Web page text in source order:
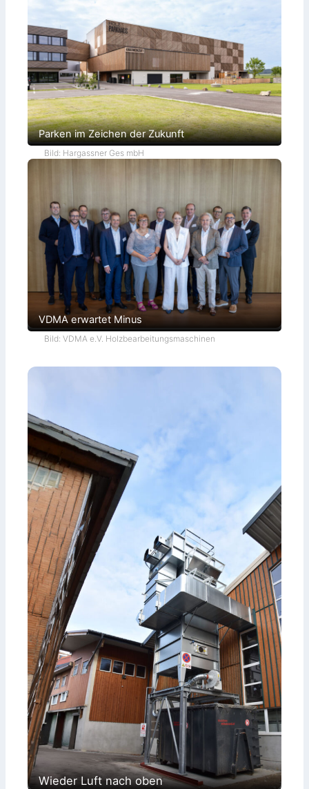
n
r
Parken im Zeichen der Zukunft
Bild: Hargassner Ges mbH
VDMA erwartet Minus
Bild: VDMA e.V. Holzbearbeitungsmaschinen
Wieder Luft nach oben